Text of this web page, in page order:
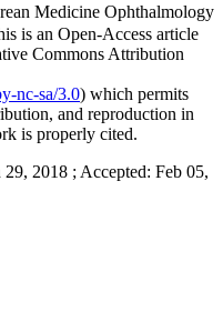
Medicine Ophthalmology
is an Open-Access article
Commons Attribution
nc-sa/3.0) which permits
and reproduction in
is properly cited.
29, 2018 ; Accepted: Feb 05,